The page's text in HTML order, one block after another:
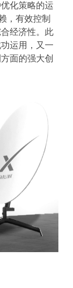
化策略的运
，有效控制
经济性。此
运用，又一
面的强大创